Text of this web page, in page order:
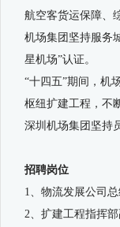
航空客货运保障、
机场集团坚持服务
星机场”认证。
“十四五”期间，机
枢纽扩建工程，不
深圳机场集团坚持
招聘岗位
1、物流发展公司
2、扩建工程指挥